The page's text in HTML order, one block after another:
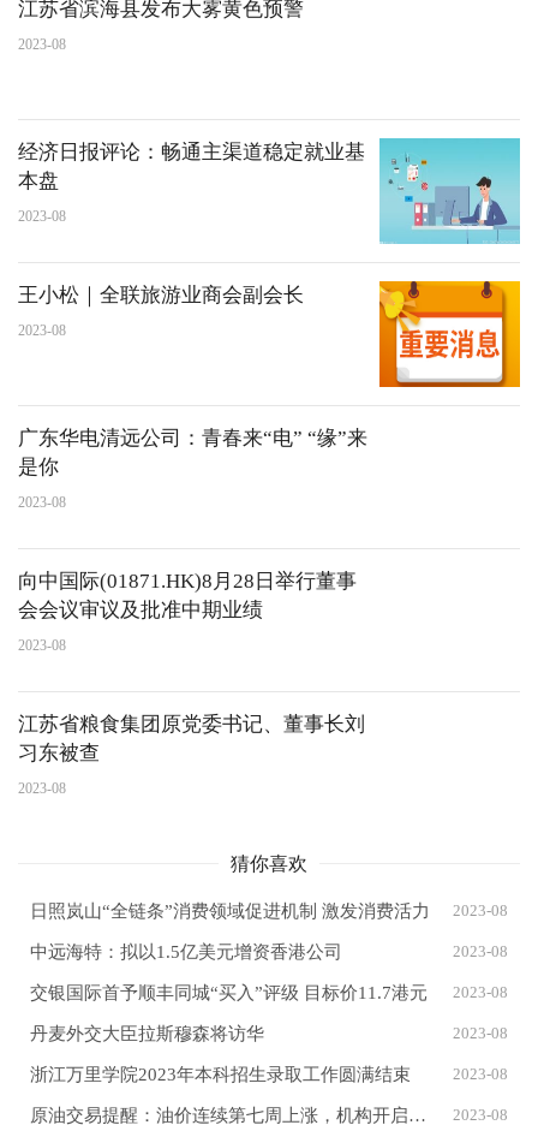
江苏省滨海县发布大雾黄色预警
2023-08
经济日报评论：畅通主渠道稳定就业基
本盘
2023-08
王小松｜全联旅游业商会副会长
2023-08
广东华电清远公司：青春来“电” “缘”来
是你
2023-08
向中国际(01871.HK)8月28日举行董事
会会议审议及批准中期业绩
2023-08
江苏省粮食集团原党委书记、董事长刘
习东被查
2023-08
猜你喜欢
日照岚山“全链条”消费领域促进机制 激发消费活力 2023-08
中远海特：拟以1.5亿美元增资香港公司 2023-08
交银国际首予顺丰同城“买入”评级 目标价11.7港元 2023-08
丹麦外交大臣拉斯穆森将访华 2023-08
浙江万里学院2023年本科招生录取工作圆满结束 2023-08
原油交易提醒：油价连续第七周上涨，机构开启美联储降息押注，油价或测试85美元/桶？ 2023-08